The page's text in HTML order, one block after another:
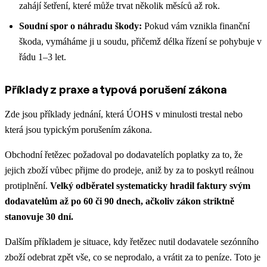
zahájí šetření, které může trvat několik měsíců až rok.
Soudní spor o náhradu škody: Pokud vám vznikla finanční
škoda, vymáháme ji u soudu, přičemž délka řízení se pohybuje v
řádu 1–3 let.
Příklady z praxe a typová porušení zákona
Zde jsou příklady jednání, která ÚOHS v minulosti trestal nebo
která jsou typickým porušením zákona.
Obchodní řetězec požadoval po dodavatelích poplatky za to, že
jejich zboží vůbec přijme do prodeje, aniž by za to poskytl reálnou
protiplnění. Velký odběratel systematicky hradil faktury svým
dodavatelům až po 60 či 90 dnech, ačkoliv zákon striktně
stanovuje 30 dní.
Dalším příkladem je situace, kdy řetězec nutil dodavatele sezónního
zboží odebrat zpět vše, co se neprodalo, a vrátit za to peníze. Toto je